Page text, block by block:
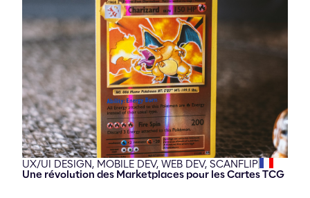
UX/UI DESIGN, MOBILE DEV, WEB DEV, SCANFLIP
Une révolution des Marketplaces pour les Cartes TCG